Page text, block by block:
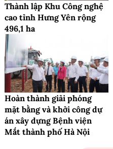
Thành lập Khu Công nghệ
cao tỉnh Hưng Yên rộng
496,1 ha
Hoàn thành giải phóng
mặt bằng và khởi công dự
án xây dựng Bệnh viện
Mắt thành phố Hà Nội